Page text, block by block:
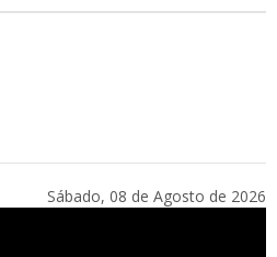
Sábado, 08 de Agosto de 2026